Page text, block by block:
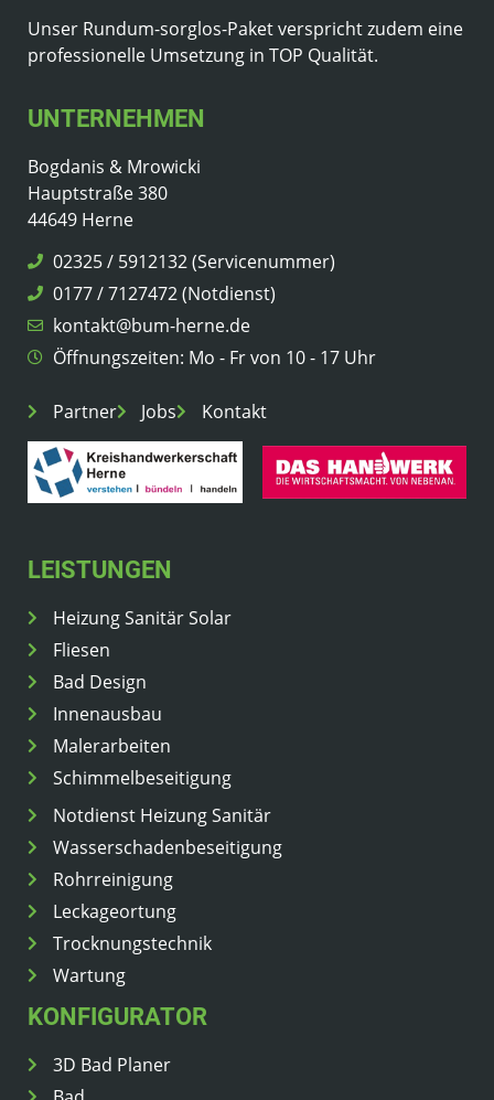
Unser Rundum-sorglos-Paket verspricht zudem eine
professionelle Umsetzung in TOP Qualität.
UNTERNEHMEN
Bogdanis & Mrowicki
Hauptstraße 380
44649 Herne
02325 / 5912132 (Servicenummer)
0177 / 7127472 (Notdienst)
kontakt@bum-herne.de
Öffnungszeiten: Mo - Fr von 10 - 17 Uhr
Partner Jobs Kontakt
LEISTUNGEN
Heizung Sanitär Solar
Fliesen
Bad Design
Innenausbau
Malerarbeiten
Schimmelbeseitigung
Notdienst Heizung Sanitär
Wasserschadenbeseitigung
Rohrreinigung
Leckageortung
Trocknungstechnik
Wartung
KONFIGURATOR
3D Bad Planer